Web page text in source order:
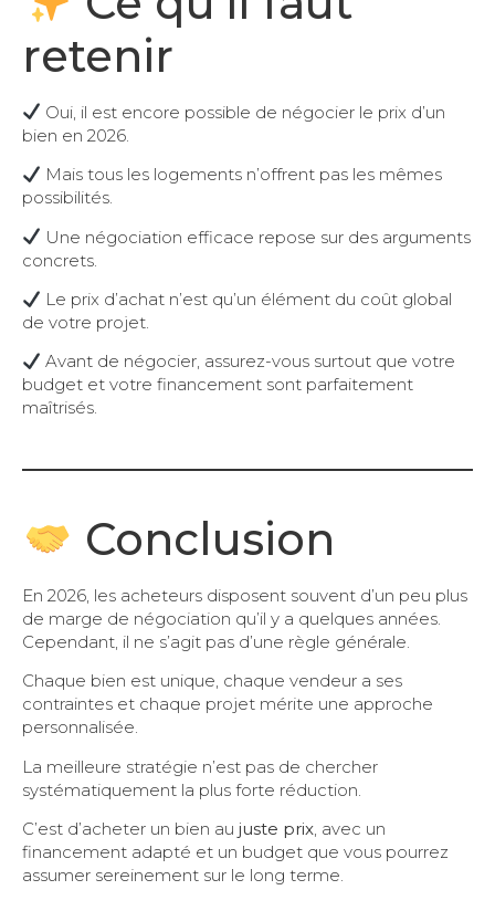
retenir
Oui, il est encore possible de négocier le prix d’un
bien en 2026.
Mais tous les logements n’offrent pas les mêmes
possibilités.
Une négociation efficace repose sur des arguments
concrets.
Le prix d’achat n’est qu’un élément du coût global
de votre projet.
Avant de négocier, assurez-vous surtout que votre
budget et votre financement sont parfaitement
maîtrisés.
Conclusion
En 2026, les acheteurs disposent souvent d’un peu plus
de marge de négociation qu’il y a quelques années.
Cependant, il ne s’agit pas d’une règle générale.
Chaque bien est unique, chaque vendeur a ses
contraintes et chaque projet mérite une approche
personnalisée.
La meilleure stratégie n’est pas de chercher
systématiquement la plus forte réduction.
C’est d’acheter un bien au juste prix, avec un
financement adapté et un budget que vous pourrez
assumer sereinement sur le long terme.